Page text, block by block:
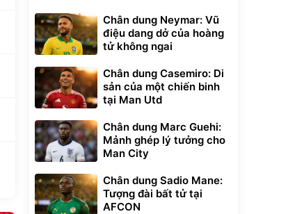
Chân dung Neymar: Vũ
điệu dang dở của hoàng
tử không ngai
Chân dung Casemiro: Di
sản của một chiến binh
tại Man Utd
Chân dung Marc Guehi:
Mảnh ghép lý tưởng cho
Man City
Chân dung Sadio Mane:
Tượng đài bất tử tại
AFCON